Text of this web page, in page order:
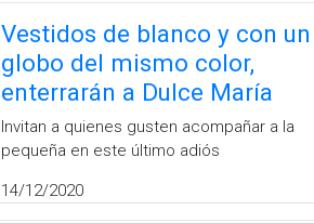
Vestidos de blanco y con un
globo del mismo color,
enterrarán a Dulce María
Invitan a quienes gusten acompañar a la
pequeña en este último adiós
14/12/2020